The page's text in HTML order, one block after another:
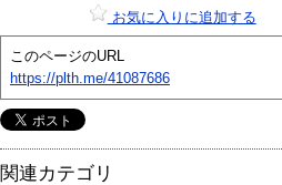
お気に入りに追加する
このページのURL
https://plth.me/41087686
関連カテゴリ